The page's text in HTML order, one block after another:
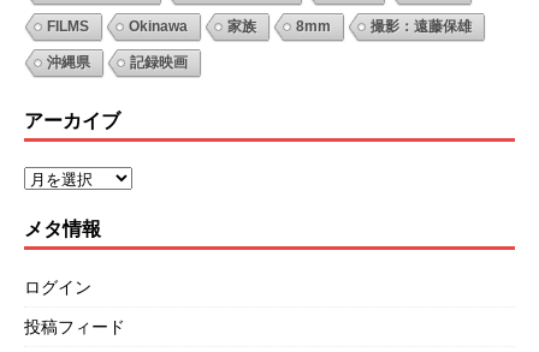
FILMS Okinawa 家族 8mm 撮影：遠藤保雄
沖縄県 記録映画
アーカイブ
メタ情報
ログイン
投稿フィード